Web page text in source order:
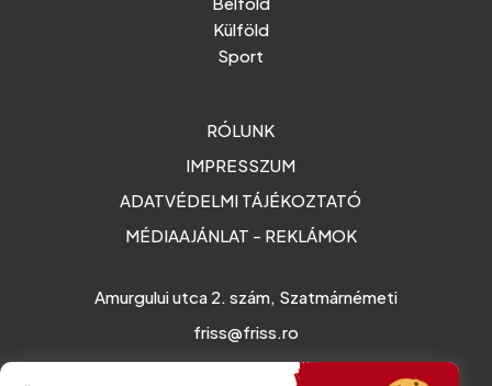
Külföld
Sport
RÓLUNK
IMPRESSZUM
ADATVÉDELMI TÁJÉKOZTATÓ
MÉDIAAJÁNLAT - REKLÁMOK
Amurgului utca 2. szám, Szatmárnémeti
friss@friss.ro